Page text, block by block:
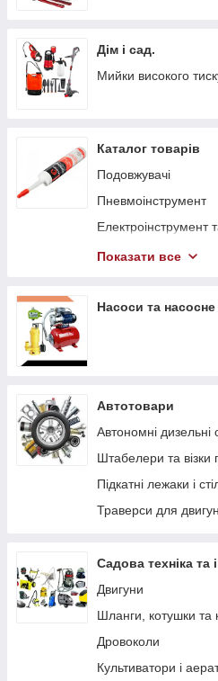
Дім і сад.
Мийки високого
Каталог товарів
Подовжувачі
Пневмоінструмент
Електроінструмент
Компресори
Показати все
Насоси та
Автотовари
Автономні дизельні
Штабелери та візки
Підкaтні лeжaки і
Траверси для
Садова техніка та
Двигуни
Шланги, котушки та
Дровоколи
Культиватори і